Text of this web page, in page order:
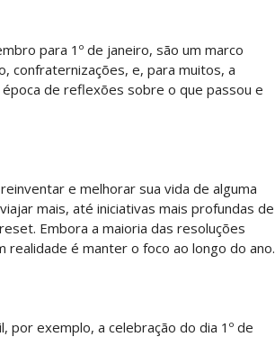
para 1º de janeiro, são um marco
confraternizações, e, para muitos, a
de reflexões sobre o que passou e
e melhorar sua vida de alguma
mais, até iniciativas mais profundas de
Embora a maioria das resoluções
realidade é manter o foco ao longo do ano.
por exemplo, a celebração do dia 1º de